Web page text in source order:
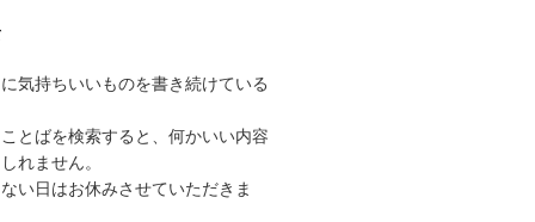
気持ちいいものを書き続けている
とばを検索すると、何かいい内容
れません。
い日はお休みさせていただきま